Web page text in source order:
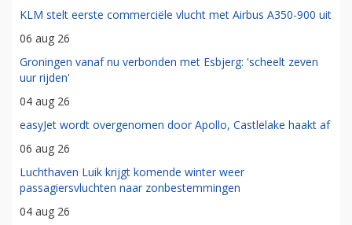
KLM stelt eerste commerciële vlucht met Airbus A350-900 uit
06 aug 26
Groningen vanaf nu verbonden met Esbjerg: 'scheelt zeven
uur rijden'
04 aug 26
easyJet wordt overgenomen door Apollo, Castlelake haakt af
06 aug 26
Luchthaven Luik krijgt komende winter weer
passagiersvluchten naar zonbestemmingen
04 aug 26